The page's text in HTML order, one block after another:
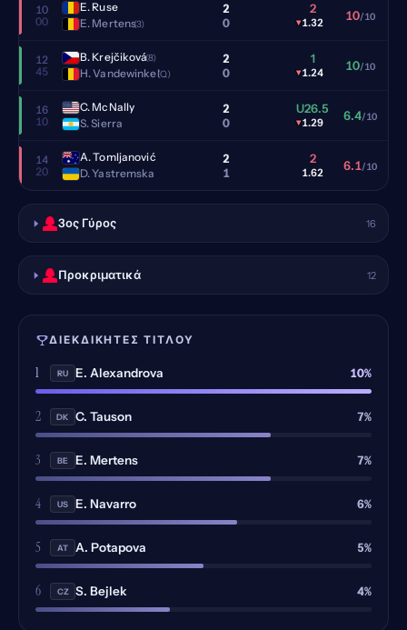
10
00
E. Ruse
E. Mertens(3)
2
0
2
▾1.32 10/10
12
45
B. Krejčiková(8)
H. Vandewinkel(Q)
2
0
1
▾1.24 10/10
16
10
C. McNally
S. Sierra
2
0
U26.5
▾1.29 6.4/10
14
20
A. Tomljanović
D. Yastremska
2
1
2
1.62 6.1/10
3ος Γύρος 16
Προκριματικά 12
ΔΙΕΚΔΙΚΗΤΈΣ ΤΊΤΛΟΥ
1 RU E. Alexandrova 10%
2 DK C. Tauson 7%
3 BE E. Mertens 7%
4 US E. Navarro 6%
5 AT A. Potapova 5%
6 CZ S. Bejlek 4%